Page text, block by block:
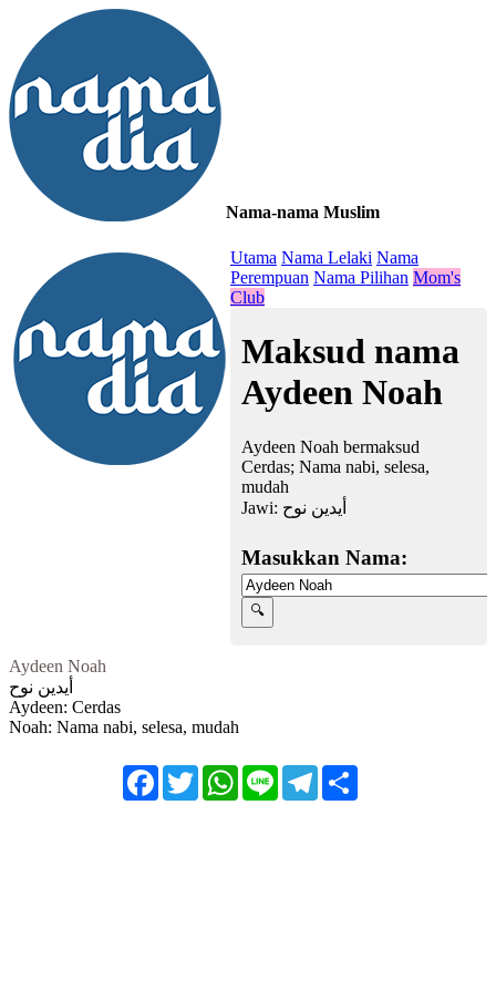
Nama-nama Muslim
Utama Nama Lelaki Nama
Perempuan Nama Pilihan Mom's
Club
Maksud nama
Aydeen Noah
Aydeen Noah bermaksud
Cerdas; Nama nabi, selesa,
mudah
Jawi: أيدين نوح
Masukkan Nama:
Aydeen Noah
أيدين نوح
Aydeen: Cerdas
Noah: Nama nabi, selesa, mudah
FacebookTwitterWhatsApp
Line Telegram